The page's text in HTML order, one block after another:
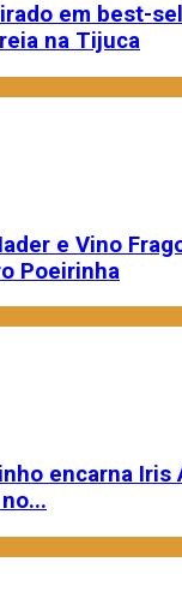
em best-
na Tijuca
e Vino
Poeirinha
encarna Iris